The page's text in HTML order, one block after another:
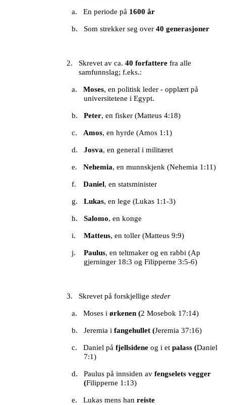
a. En periode på 1600 år
b. Som strekker seg over40 generasjoner
2. Skrevet av ca. 40 forfattere fra alle
samfunnslag; f.eks.:
a. Moses, en politisk leder - opplært på
universitetene i Egypt.
b. Peter, en fisker (Matteus 4:18)
c. Amos, en hyrde (Amos 1:1)
d. Josva, en general i militæret
e. Nehemia, en munnskjenk (Nehemia 1:11)
f. Daniel, en statsminister
g. Lukas, en lege (Lukas 1:1-3)
h. Salomo, en konge
i. Matteus, en toller (Matteus 9:9)
j. Paulus, en teltmaker og en rabbi (Ap
gjerninger 18:3 og Filipperne 3:5-6)
3. Skrevet på forskjellige steder
a. Moses iørkenen (2 Mosebok 17:14)
b. Jeremia ifangehullet (Jeremia 37:16)
c. Daniel påfjellsidene og i etpalass (Daniel
7:1)
d. Paulus på innsiden avfengselets vegger
(Filipperne 1:13)
e. Lukas mens hanreiste